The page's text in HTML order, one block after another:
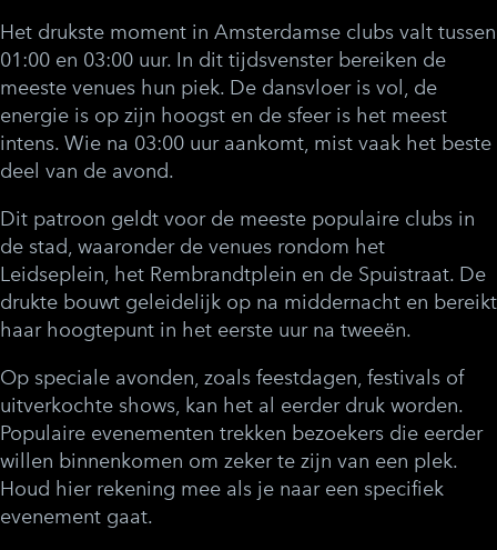
Het drukste moment in Amsterdamse clubs valt tussen
01:00 en 03:00 uur. In dit tijdsvenster bereiken de
meeste venues hun piek. De dansvloer is vol, de
energie is op zijn hoogst en de sfeer is het meest
intens. Wie na 03:00 uur aankomt, mist vaak het beste
deel van de avond.
Dit patroon geldt voor de meeste populaire clubs in
de stad, waaronder de venues rondom het
Leidseplein, het Rembrandtplein en de Spuistraat. De
drukte bouwt geleidelijk op na middernacht en bereikt
haar hoogtepunt in het eerste uur na tweeën.
Op speciale avonden, zoals feestdagen, festivals of
uitverkochte shows, kan het al eerder druk worden.
Populaire evenementen trekken bezoekers die eerder
willen binnenkomen om zeker te zijn van een plek.
Houd hier rekening mee als je naar een specifiek
evenement gaat.